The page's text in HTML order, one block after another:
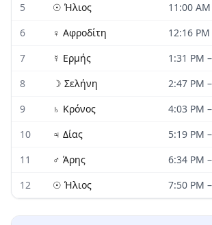
5
☉ Ήλιος 11:00 AM
6
♀ Αφροδίτη 12:16 PM
7
☿ Ερμής 1:31 PM –
8
☽ Σελήνη 2:47 PM –
9
♄ Κρόνος 4:03 PM –
10
♃ Δίας 5:19 PM –
11
♂ Άρης 6:34 PM –
12
☉ Ήλιος 7:50 PM –